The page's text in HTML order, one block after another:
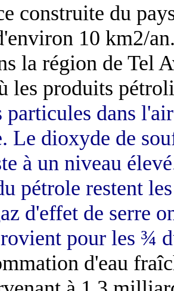
construite du
10 km2/
la région de Tel
les produits
dans
Le dioxyde de
à un niveau
pétrole restent
d'effet de serre
pour les ¾
d'eau